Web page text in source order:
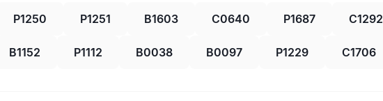
P1250 P1251 B1603 C0640 P1687 C1292
B1152 P1112 B0038 B0097 P1229 C1706